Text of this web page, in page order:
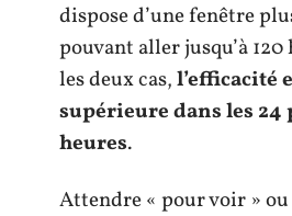
dispose d’une fenêtre
pouvant aller jusqu’à 120
les deux cas,l’efficacité
supérieure dans les 24
heures.
Attendre « pour voir »